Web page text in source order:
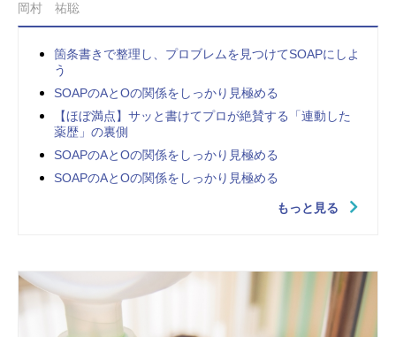
岡村 祐聡
箇条書きで整理し、プロブレムを見つけてSOAPにしよ
う
SOAPのAとOの関係をしっかり見極める
【ほぼ満点】サッと書けてプロが絶賛する「連動した
薬歴」の裏側
SOAPのAとOの関係をしっかり見極める
SOAPのAとOの関係をしっかり見極める
もっと見る